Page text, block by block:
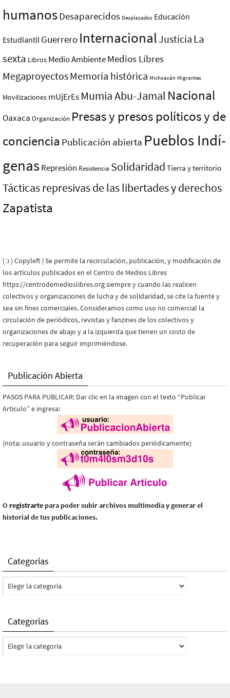
humanosDesaparecidos Desplazados Educación
Estudiantil Guerrero InternacionalJusticia La
sexta Libros Medio AmbienteMedios Libres
MegaproyectosMemoria histórica Michoacán Migrantes
Movilizaciones mUjErEs Mumia Abu-Jamal Nacional
Oaxaca Organización Presas y presos polí­ticos y de
conciencia Publicación abierta Pueblos Indí­
genasRepresión Resistencia Solidaridad Tierra y territorio
Tácticas represivas de las libertades y derechos
Zapatista
( ɔ ) Copyleft | Se permite la recirculación, publicación, y modificación de
los artículos publicados en el Centro de Medios Libres
https://centrodemedioslibres.org siempre y cuando las realicen
colectivos y organizaciones de lucha y de solidaridad, se cite la fuente y
sea sin fines comerciales. Consideramos como uso no comercial la
circulación de periódicos, revistas y fanzines de los colectivos y
organizaciones de abajo y a la izquierda que tienen un costo de
recuperación para seguir imprimiéndose.
Publicación Abierta
PASOS PARA PUBLICAR: Dar clic en la imagen con el texto “Publicar
Artículo” e ingresa:
(nota: usuario y contraseña serán cambiados periódicamente)
O registrarte para poder subir archivos multimedia y generar el
historial de tus publicaciones.
Categorías
Categorías
Categorías
Categorías